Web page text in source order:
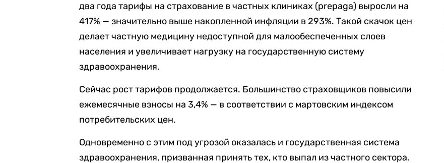
два года тарифы на страхование в частных клиниках (prepaga) выросли на
417% — значительно выше накопленной инфляции в 293%. Такой скачок цен
делает частную медицину недоступной для малообеспеченных слоев
населения и увеличивает нагрузку на государственную систему
здравоохранения.
Сейчас рост тарифов продолжается. Большинство страховщиков повысили
ежемесячные взносы на 3,4% — в соответствии с мартовским индексом
потребительских цен.
Одновременно с этим под угрозой оказалась и государственная система
здравоохранения, призванная принять тех, кто выпал из частного сектора.